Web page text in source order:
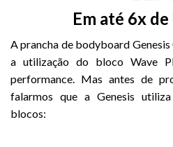
Em até 6x de
A prancha de bodyboard Genesis
a utilização do bloco Wave
performance. Mas antes de
falarmos que a Genesis
blocos: